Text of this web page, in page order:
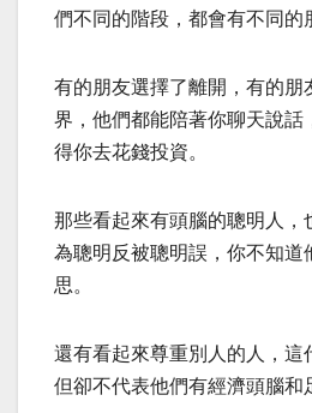
們不同的階段，都會有不同的
有的朋友選擇了離開，有的朋
界，他們都能陪著你聊天說話
得你去花錢投資。
那些看起來有頭腦的聰明人，
為聰明反被聰明誤，你不知道
思。
還有看起來尊重別人的人，這
但卻不代表他們有經濟頭腦和